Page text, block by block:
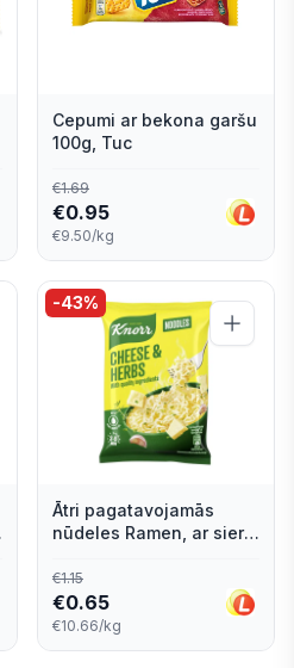
Cepumi ar bekona garšu
100g, Tuc
€1.69
€0.95
€9.50/kg
-43%
Ātri pagatavojamās
nūdeles Ramen, ar sieru
€1.15
€0.65
€10.66/kg